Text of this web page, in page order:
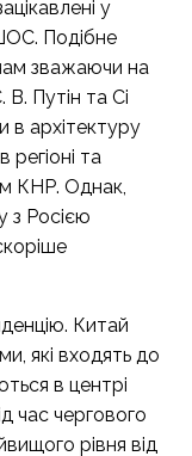
у
ШОС. Подібне
зважаючи на
Путін та Сі
в архітектуру
та
КНР. Однак,
з Росією
Китай
які входять до
в центрі
час чергового
рівня від